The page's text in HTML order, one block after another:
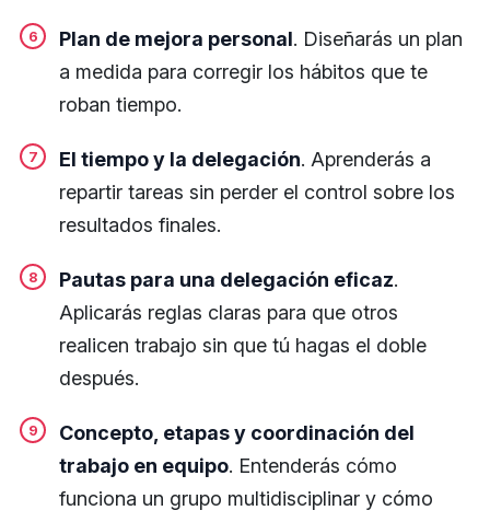
Plan de mejora personal. Diseñarás un plan
a medida para corregir los hábitos que te
roban tiempo.
El tiempo y la delegación. Aprenderás a
repartir tareas sin perder el control sobre los
resultados finales.
Pautas para una delegación eficaz.
Aplicarás reglas claras para que otros
realicen trabajo sin que tú hagas el doble
después.
Concepto, etapas y coordinación del
trabajo en equipo. Entenderás cómo
funciona un grupo multidisciplinar y cómo